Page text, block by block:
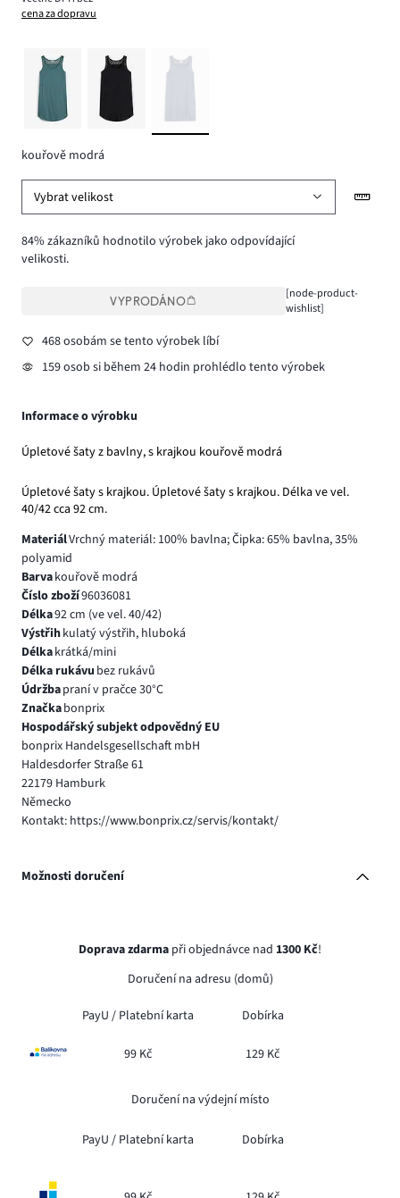
cena za dopravu
kouřově modrá
Vybrat velikost
84% zákazníků hodnotilo výrobek jako odpovídající
velikosti.
VYPRODÁNO
[node-product-
wishlist]
468 osobám se tento výrobek líbí
159 osob si během 24 hodin prohlédlo tento výrobek
Informace o výrobku
Úpletové šaty z bavlny, s krajkou kouřově modrá
Úpletové šaty s krajkou. Úpletové šaty s krajkou. Délka ve vel.
40/42 cca 92 cm.
MateriálVrchný materiál: 100% bavlna; Čipka: 65% bavlna, 35%
polyamid
Barvakouřově modrá
Číslo zboží96036081
Délka92 cm (ve vel. 40/42)
Výstřihkulatý výstřih, hluboká
Délkakrátká/mini
Délka rukávu bez rukávů
Údržbapraní v pračce 30°C
Značkabonprix
Hospodářský subjekt odpovědný EU
bonprix Handelsgesellschaft mbH
Haldesdorfer Straße 61
22179 Hamburk
Německo
Kontakt: https://www.bonprix.cz/servis/kontakt/
Možnosti doručení
Doprava zdarma při objednávce nad 1300 Kč!
Doručení na adresu (domů)
PayU / Platební karta Dobírka
99 Kč 129 Kč
Doručení na výdejní místo
PayU / Platební karta Dobírka